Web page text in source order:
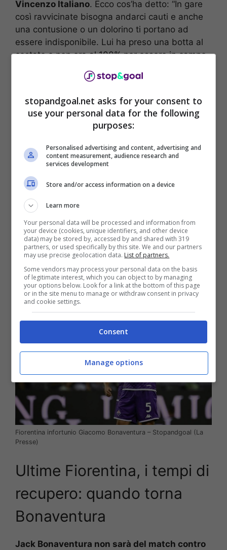
Vincenzo Italiano. Ecco cos’ha detto: “In gare
così ravvicinate bisogna andarci cauti e anche
una contusione o un dolorino ti portano ad
essere indisponibile. Lui ha preso una botta al
costato e non era al 100% per essere in campo,
Sembra essere dunquein via precauzionale la
scelta di escludere Bonaventura, calciatore
che si è rivelato fondamentale fino a questo
momento nella gestione Italiano e per la
Fiorentina.
Fiorentina infortunio Giacomo Bonaventura – Stopandgoal (La
Presse)
Ultime Fiorentina, i tempi di
recupero: quando torna
Bonaventura
Jack Bonaventura non sarà del match contro
stopandgoal.net asks for your consent to
use your personal data for the following
purposes:
Personalised advertising and content, advertising and
content measurement, audience research and
services development
Store and/or access information on a device
Learn more
Your personal data will be processed and information from
your device (cookies, unique identifiers, and other device
data) may be stored by, accessed by and shared with 319
partners, or used specifically by this site. We and our partners
may use precise geolocation data. List of partners.
Some vendors may process your personal data on the basis
of legitimate interest, which you can object to by managing
your options below. Look for a link at the bottom of this page
or in the site menu to manage or withdraw consent in privacy
and cookie settings.
Consent
Manage options